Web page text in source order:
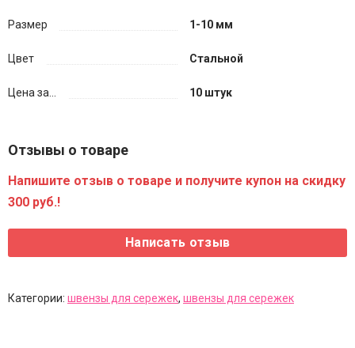
Размер 1-10 мм
Цвет Стальной
Цена за... 10 штук
Отзывы о товаре
Напишите отзыв о товаре и получите купон на скидку
300 руб.!
Категории: швензы для сережек, швензы для сережек